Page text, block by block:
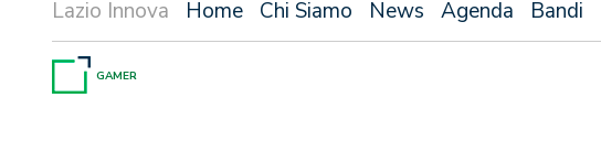
Home Chi Siamo News Agenda Bandi
GAMER